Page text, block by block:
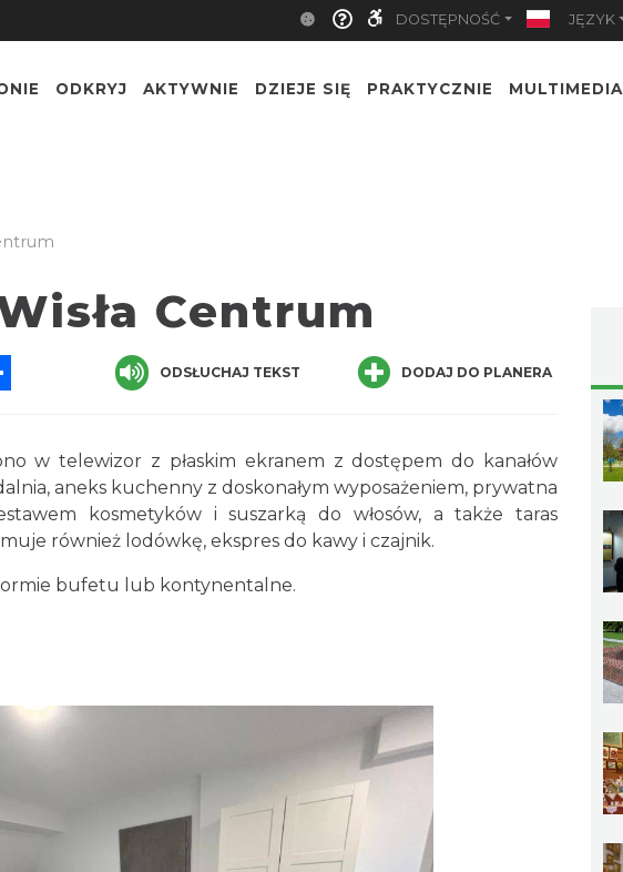
DOSTĘPNOŚĆ JĘZYK
ODKRYJ AKTYWNIE DZIEJE SIĘ PRAKTYCZNIE MULTIMEDIA
Centrum
ODSŁUCHAJ TEKST DODAJ DO PLANERA
w telewizor z płaskim ekranem z dostępem do kanałów
aneks kuchenny z doskonałym wyposażeniem, prywatna
kosmetyków i suszarką do włosów, a także taras
również lodówkę, ekspres do kawy i czajnik.
bufetu lub kontynentalne.